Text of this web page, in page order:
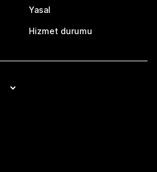
Yasal
Hizmet durumu